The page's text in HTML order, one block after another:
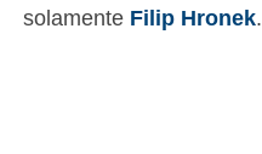
solamente Filip Hronek.